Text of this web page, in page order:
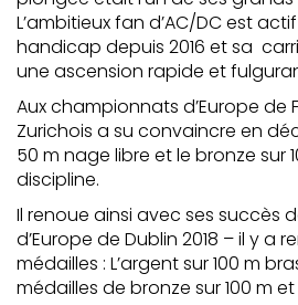
L’ambitieux fan d’AC/DC est
handicap depuis 2016 et sa
une ascension rapide et
Aux championnats d’Europe de
Zurichois a su convaincre en
50 m nage libre et le bronze sur
discipline.
Il renoue ainsi avec ses succès
d’Europe de Dublin 2018 – il y a
médailles : L’argent sur 100 m
médailles de bronze sur 100 m